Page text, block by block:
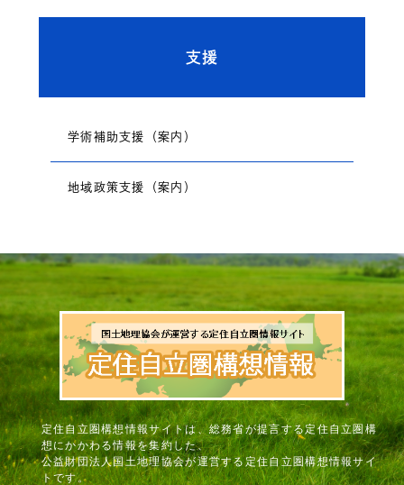
支援
学術補助支援（案内）
地域政策支援（案内）
定住自立圏構想情報サイトは、総務省が提言する定住自立圏構
想にかかわる情報を集約した、
公益財団法人国土地理協会が運営する定住自立圏構想情報サイ
トです。